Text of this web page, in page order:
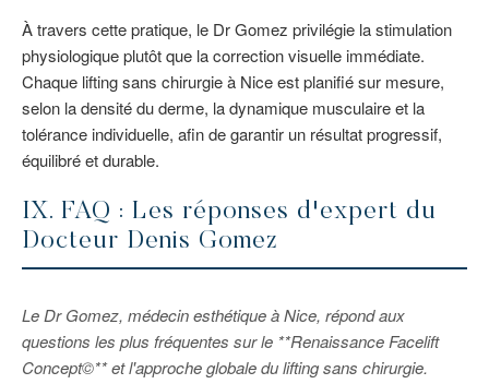
À travers cette pratique, le Dr Gomez privilégie la stimulation
physiologique plutôt que la correction visuelle immédiate.
Chaque lifting sans chirurgie à Nice est planifié sur mesure,
selon la densité du derme, la dynamique musculaire et la
tolérance individuelle, afin de garantir un résultat progressif,
équilibré et durable.
IX. FAQ : Les réponses d'expert du
Docteur Denis Gomez
Le Dr Gomez, médecin esthétique à Nice, répond aux
questions les plus fréquentes sur le **Renaissance Facelift
Concept©** et l'approche globale du lifting sans chirurgie.